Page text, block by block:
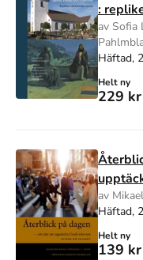
:
av Sofia
Häftad,
Helt ny
229 kr
av
Häftad,
Helt ny
139 kr